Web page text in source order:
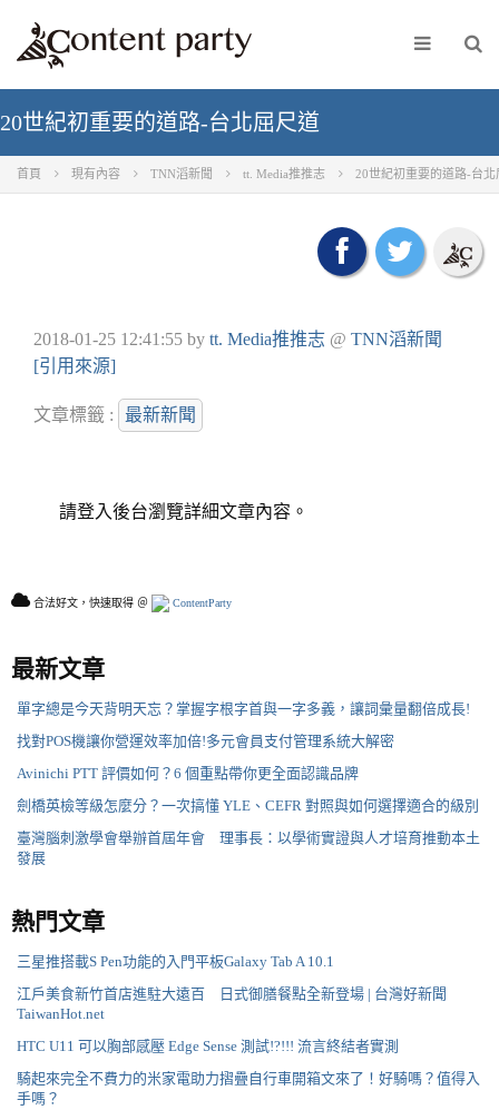
20世紀初重要的道路-台北屈尺道
首頁 現有內容 TNN滔新聞 tt. Media推推志 20世紀初重要的道路-台北
2018-01-25 12:41:55 by tt. Media推推志 @ TNN滔新聞
[引用來源]
文章標籤 : 最新新聞
請登入後台瀏覽詳細文章內容。
合法好文，快速取得 ＠ ContentParty
最新文章
單字總是今天背明天忘？掌握字根字首與一字多義，讓詞彙量翻倍成長!
找對POS機讓你營運效率加倍!多元會員支付管理系統大解密
Avinichi PTT 評價如何？6 個重點帶你更全面認識品牌
劍橋英檢等級怎麼分？一次搞懂 YLE、CEFR 對照與如何選擇適合的級別
臺灣腦刺激學會舉辦首屆年會 理事長：以學術實證與人才培育推動本土
發展
熱門文章
三星推搭載S Pen功能的入門平板Galaxy Tab A 10.1
江戶美食新竹首店進駐大遠百 日式御膳餐點全新登場 | 台灣好新聞
TaiwanHot.net
HTC U11 可以胸部感壓 Edge Sense 測試!?!!! 流言終結者實測
騎起來完全不費力的米家電助力摺疊自行車開箱文來了！好騎嗎？值得入
手嗎？